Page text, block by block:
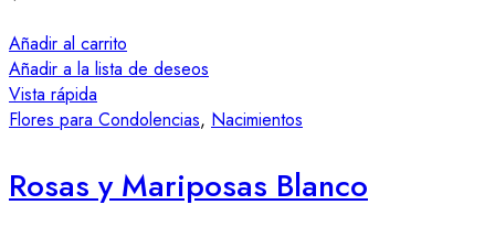
Añadir al carrito
Añadir a la lista de deseos
Vista rápida
Flores para Condolencias, Nacimientos
Rosas y Mariposas Blanco